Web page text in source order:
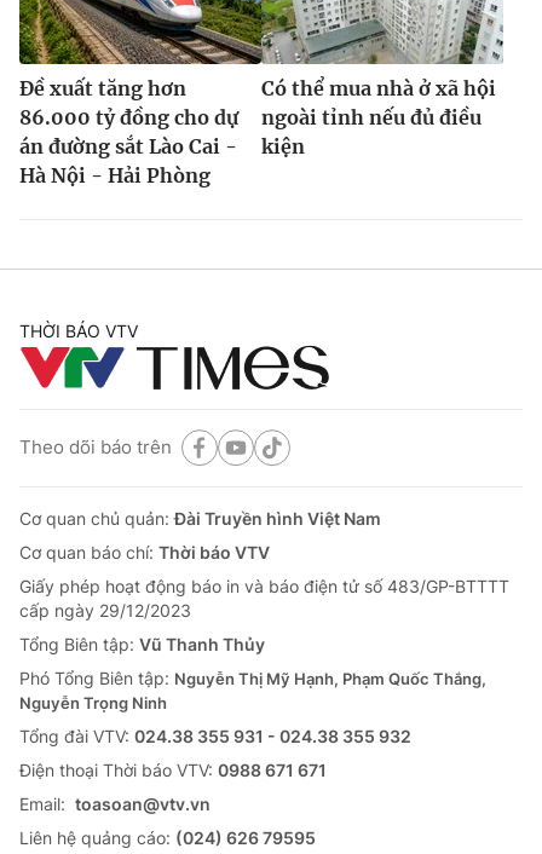
Đề xuất tăng hơn
86.000 tỷ đồng cho dự
án đường sắt Lào Cai -
Hà Nội - Hải Phòng
Có thể mua nhà ở xã hội
ngoài tỉnh nếu đủ điều
kiện
THỜI BÁO VTV
Theo dõi báo trên
Cơ quan chủ quản:Đài Truyền hình Việt Nam
Cơ quan báo chí: Thời báo VTV
Giấy phép hoạt động báo in và báo điện tử số 483/GP-BTTTT
cấp ngày 29/12/2023
Tổng Biên tập: Vũ Thanh Thủy
Phó Tổng Biên tập: Nguyễn Thị Mỹ Hạnh, Phạm Quốc Thắng,
Nguyễn Trọng Ninh
Tổng đài VTV: 024.38 355 931 - 024.38 355 932
Ðiện thoại Thời báo VTV: 0988 671 671
Email: toasoan@vtv.vn
Liên hệ quảng cáo: (024) 626 79595